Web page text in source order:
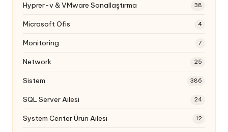
Hyprer-v & VMware Sanallaştırma 38
Microsoft Ofis 4
Monitoring 7
Network 25
Sistem 386
SQL Server Ailesi 24
System Center Ürün Ailesi 12